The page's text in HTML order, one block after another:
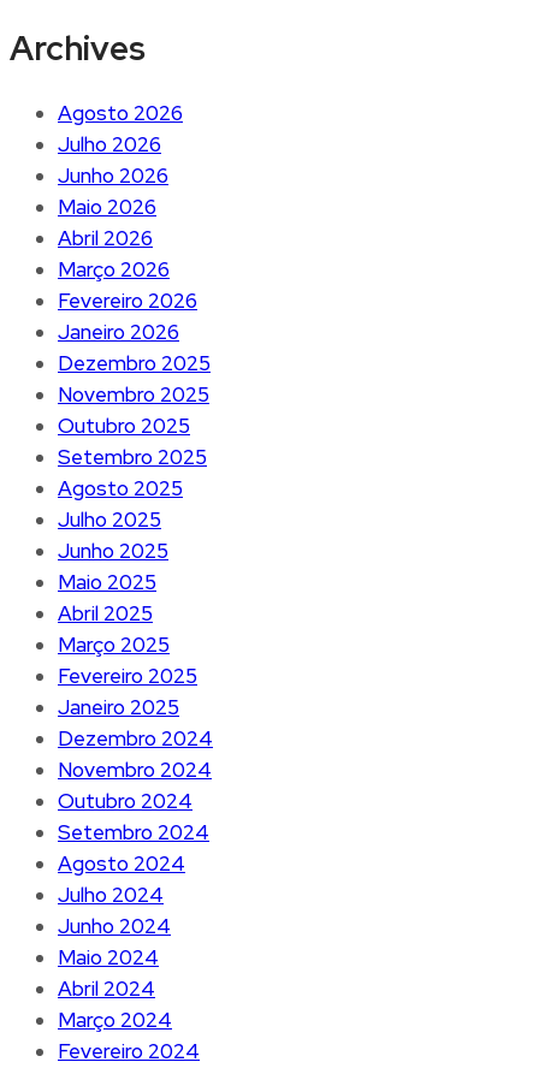
Archives
Agosto 2026
Julho 2026
Junho 2026
Maio 2026
Abril 2026
Março 2026
Fevereiro 2026
Janeiro 2026
Dezembro 2025
Novembro 2025
Outubro 2025
Setembro 2025
Agosto 2025
Julho 2025
Junho 2025
Maio 2025
Abril 2025
Março 2025
Fevereiro 2025
Janeiro 2025
Dezembro 2024
Novembro 2024
Outubro 2024
Setembro 2024
Agosto 2024
Julho 2024
Junho 2024
Maio 2024
Abril 2024
Março 2024
Fevereiro 2024